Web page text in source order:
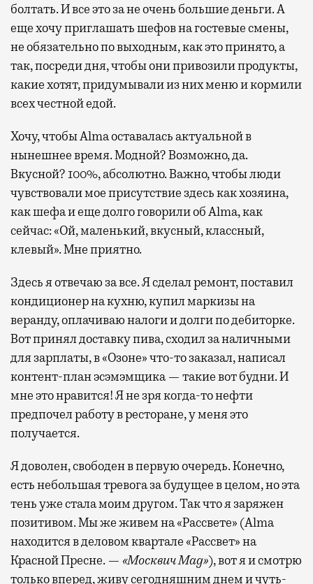
болтать. И все это за не очень большие деньги. А
еще хочу приглашать шефов на гостевые смены,
не обязательно по выходным, как это принято, а
так, посреди дня, чтобы они привозили продукты,
какие хотят, придумывали из них меню и кормили
всех честной едой.
Хочу, чтобы Alma оставалась актуальной в
нынешнее время. Модной? Возможно, да.
Вкусной? 100%, абсолютно. Важно, чтобы люди
чувствовали мое присутствие здесь как хозяина,
как шефа и еще долго говорили об Alma, как
сейчас: «Ой, маленький, вкусный, классный,
клевый». Мне приятно.
Здесь я отвечаю за все. Я сделал ремонт, поставил
кондиционер на кухню, купил маркизы на
веранду, оплачиваю налоги и долги по дебиторке.
Вот принял доставку пива, сходил за наличными
для зарплаты, в «Озоне» что-то заказал, написал
контент-план эсэмэмщика — такие вот будни. И
мне это нравится! Я не зря когда-то нефти
предпочел работу в ресторане, у меня это
получается.
Я доволен, свободен в первую очередь. Конечно,
есть небольшая тревога за будущее в целом, но эта
тень уже стала моим другом. Так что я заряжен
позитивом. Мы же живем на «Рассвете» (Alma
находится в деловом квартале «Рассвет» на
Красной Пресне. — «Москвич Mag»), вот я и смотрю
только вперед, живу сегодняшним днем и чуть-